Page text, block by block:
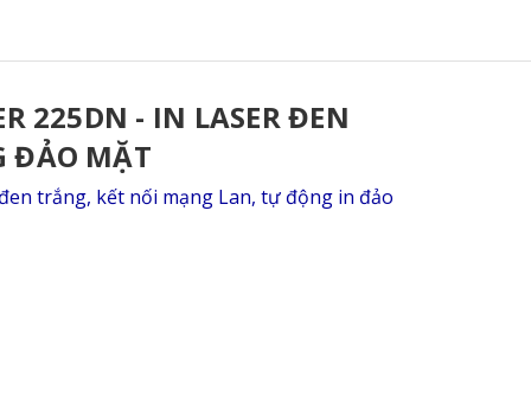
225DN - IN LASER ĐEN
ĐẢO MẶT
trắng, kết nối mạng Lan, tự động in đảo